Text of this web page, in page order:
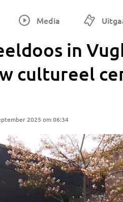
Media
in
cultureel
2025 om 06:34